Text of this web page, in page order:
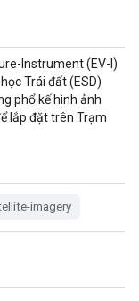
Instrument (EV-I)
Trái đất (ESD)
phổ kế hình ảnh
lắp đặt trên Trạm
imagery